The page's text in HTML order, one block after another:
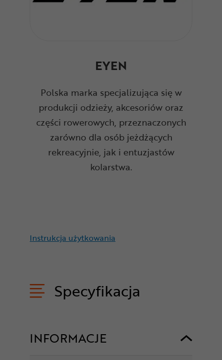
EYEN
Polska marka specjalizująca się w
produkcji odzieży, akcesoriów oraz
części rowerowych, przeznaczonych
zarówno dla osób jeżdżących
rekreacyjnie, jak i entuzjastów
kolarstwa.
Instrukcja użytkowania
Specyfikacja
INFORMACJE